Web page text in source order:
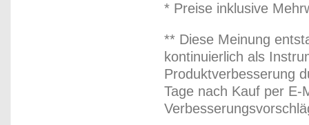
* Preise inklusive
** Diese Meinung
kontinuierlich als
Produktverbesserung
Tage nach Kauf per E-